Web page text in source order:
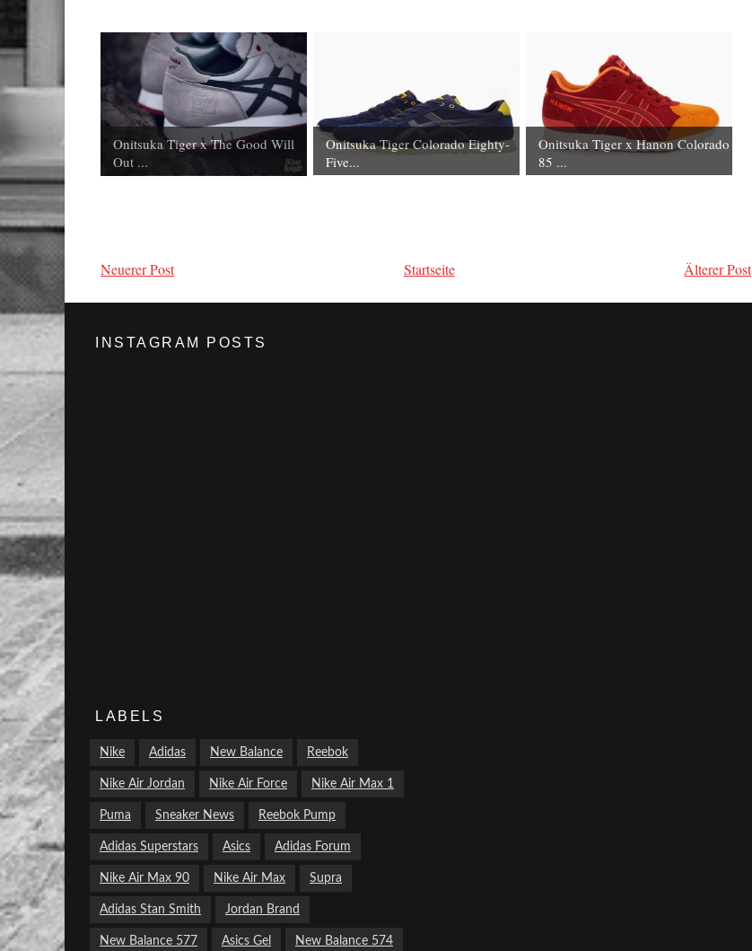
Onitsuka Tiger x The Good Will
Out ...
Onitsuka Tiger Colorado Eighty-
Five...
Onitsuka Tiger x Hanon Colorado
85 ...
Neuerer Post Älterer Post
Startseite
INSTAGRAM POSTS
LABELS
Nike Adidas New Balance Reebok
Nike Air Jordan Nike Air Force Nike Air Max 1
Puma Sneaker News Reebok Pump
Adidas Superstars Asics Adidas Forum
Nike Air Max 90 Nike Air Max Supra
Adidas Stan Smith Jordan Brand
New Balance 577 Asics Gel New Balance 574